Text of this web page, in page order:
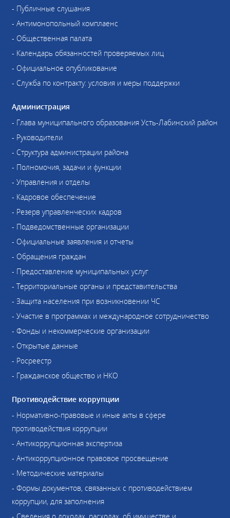
- Публичные слушания
- Антимонопольный комплаенс
- Общественная палата
- Календарь обязанностей проверяемых лиц
- Официальное опубликование
- Служба по контракту: условия и меры поддержки
Администрация
- Глава муниципального образования Усть-Лабинский район
- Руководители
- Структура администрации района
- Полномочия, задачи и функции
- Управления и отделы
- Кадровое обеспечение
- Резерв управленческих кадров
- Подведомственные организации
- Официальные заявления и отчеты
- Обращения граждан
- Предоставление муниципальных услуг
- Территориальные органы и представительства
- Защита населения при возникновении ЧС
- Участие в программах и международное сотрудничество
- Фонды и некоммерческие организации
- Открытые данные
- Росреестр
- Гражданское общество и НКО
Противодействие коррупции
- Нормативно-правовые и иные акты в сфере
противодействия коррупции
- Антикоррупционная экспертиза
- Антикоррупционное правовое просвещение
- Методические материалы
- Формы документов, связанных с противодействием
коррупции, для заполнения